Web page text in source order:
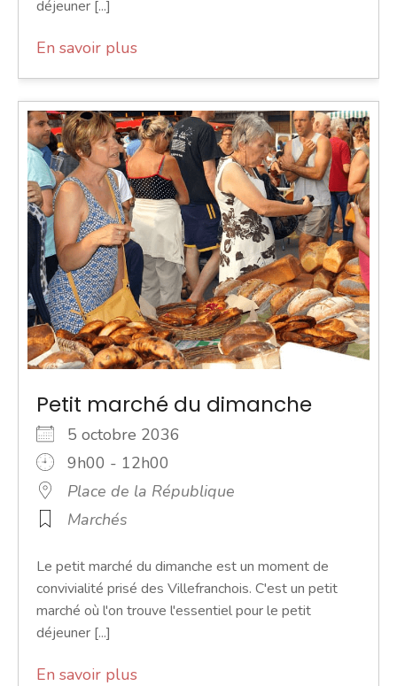
déjeuner [...]
En savoir plus
Petit marché du dimanche
5 octobre 2036
9h00 - 12h00
Place de la République
Marchés
Le petit marché du dimanche est un moment de
convivialité prisé des Villefranchois. C'est un petit
marché où l'on trouve l'essentiel pour le petit
déjeuner [...]
En savoir plus